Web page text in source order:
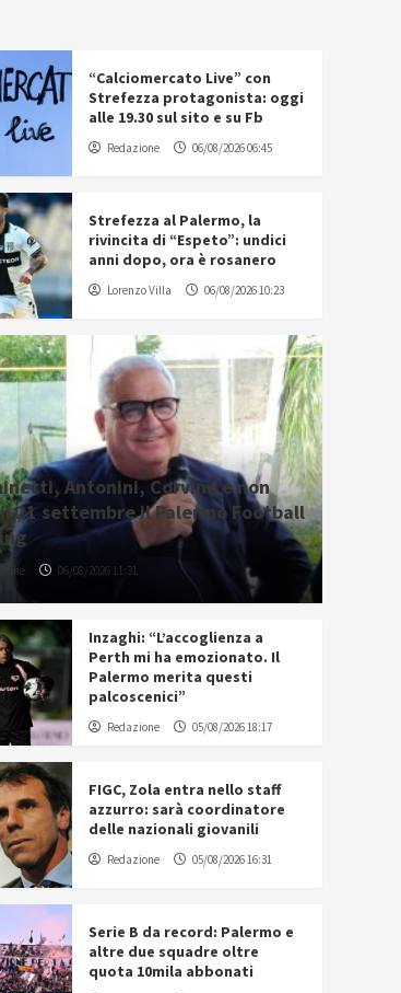
“Calciomercato Live” con
Strefezza protagonista: oggi
alle 19.30 sul sito e su Fb
Redazione 06/08/2026 06:45
Strefezza al Palermo, la
rivincita di “Espeto”: undici
anni dopo, ora è rosanero
Lorenzo Villa 06/08/2026 10:23
Antonini, Corvino e non
21 settembre il Palermo Football
06/08/2026 11:31
Inzaghi: “L’accoglienza a
Perth mi ha emozionato. Il
Palermo merita questi
palcoscenici”
Redazione 05/08/2026 18:17
FIGC, Zola entra nello staff
azzurro: sarà coordinatore
delle nazionali giovanili
Redazione 05/08/2026 16:31
Serie B da record: Palermo e
altre due squadre oltre
quota 10mila abbonati